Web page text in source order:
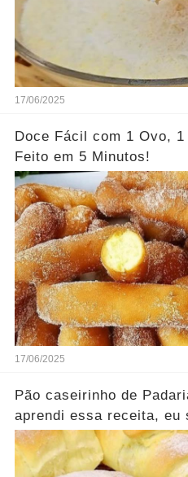
17/06/2025
Doce Fácil com 1 Ovo,
Feito em 5 Minutos!
17/06/2025
Pão caseirinho de
aprendi essa receita, eu
mais